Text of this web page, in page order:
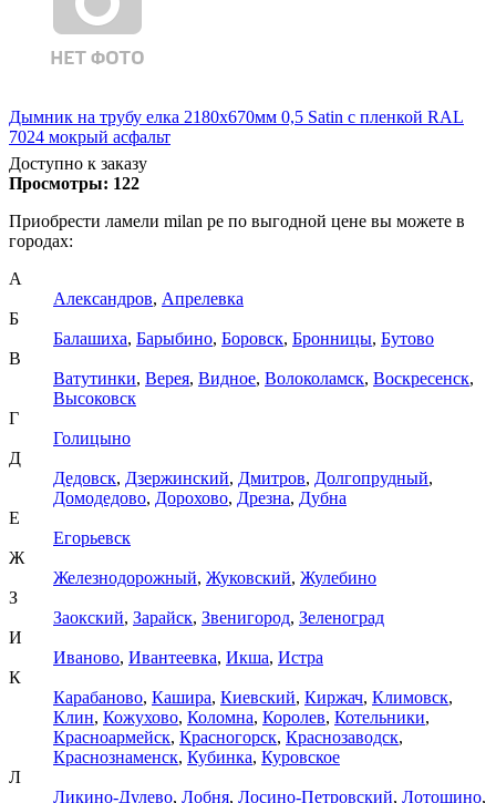
Дымник на трубу елка 2180х670мм 0,5 Satin с пленкой RAL
7024 мокрый асфальт
Доступно к заказу
Просмотры: 122
Приобрести ламели milan pe по выгодной цене вы можете в
городах:
А
Александров, Апрелевка
Б
Балашиха, Барыбино, Боровск, Бронницы, Бутово
В
Ватутинки, Верея, Видное, Волоколамск, Воскресенск,
Высоковск
Г
Голицыно
Д
Дедовск, Дзержинский, Дмитров, Долгопрудный,
Домодедово, Дорохово, Дрезна, Дубна
Е
Егорьевск
Ж
Железнодорожный, Жуковский, Жулебино
З
Заокский, Зарайск, Звенигород, Зеленоград
И
Иваново, Ивантеевка, Икша, Истра
К
Карабаново, Кашира, Киевский, Киржач, Климовск,
Клин, Кожухово, Коломна, Королев, Котельники,
Красноармейск, Красногорск, Краснозаводск,
Краснознаменск, Кубинка, Куровское
Л
Ликино-Дулево, Лобня, Лосино-Петровский, Лотошино,